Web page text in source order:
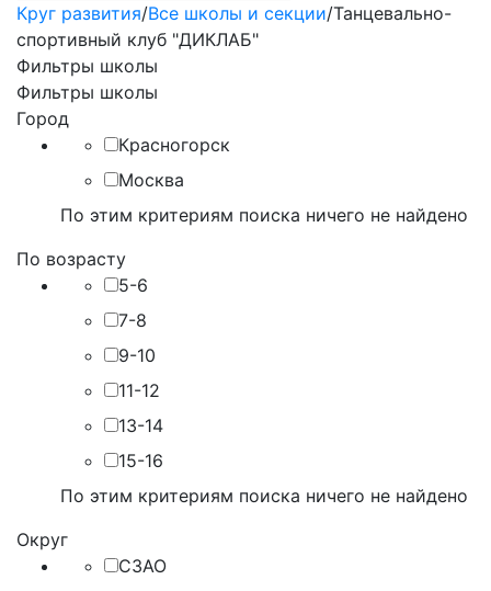
Круг развития/Все школы и секции/Танцевально-
спортивный клуб "ДИКЛАБ"
Фильтры школы
Фильтры школы
Город
Красногорск
Москва
По этим критериям поиска ничего не найдено
По возрасту
5-6
7-8
9-10
11-12
13-14
15-16
По этим критериям поиска ничего не найдено
Округ
СЗАО